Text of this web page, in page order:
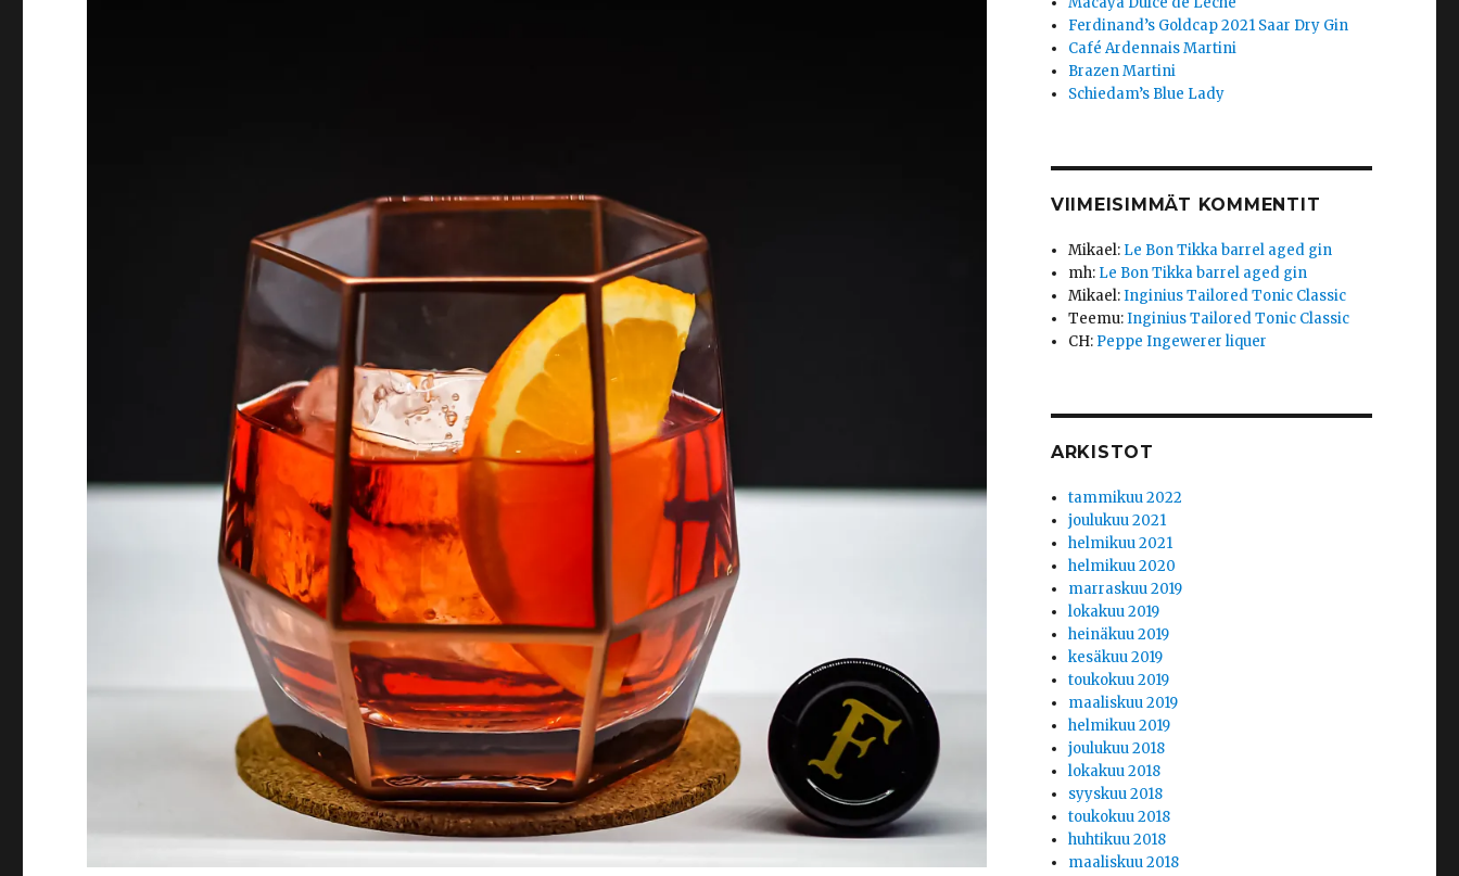
Ferdinand’s Goldcap 2021 Saar Dry Gin
Café Ardennais Martini
Brazen Martini
Schiedam’s Blue Lady
VIIMEISIMMÄT KOMMENTIT
Mikael: Le Bon Tikka barrel aged gin
mh: Le Bon Tikka barrel aged gin
Mikael:Inginius Tailored Tonic Classic
Teemu:Inginius Tailored Tonic Classic
CH: Peppe Ingewerer liquer
ARKISTOT
tammikuu 2022
joulukuu 2021
helmikuu 2021
helmikuu 2020
marraskuu 2019
lokakuu 2019
heinäkuu 2019
kesäkuu 2019
toukokuu 2019
maaliskuu 2019
helmikuu 2019
joulukuu 2018
lokakuu 2018
syyskuu 2018
toukokuu 2018
huhtikuu 2018
maaliskuu 2018